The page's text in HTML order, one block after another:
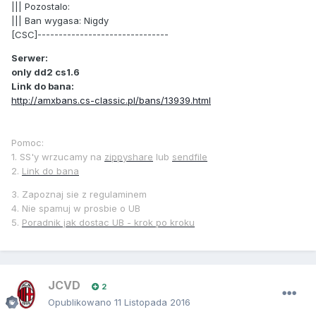
||| Pozostalo:
||| Ban wygasa: Nigdy
[CSC]-------------------------------
Serwer:
only dd2 cs1.6
Link do bana:
http://amxbans.cs-classic.pl/bans/13939.html
Pomoc:
1. SS'y wrzucamy na zippyshare lub sendfile
2. Link do bana
3. Zapoznaj sie z regulaminem
4. Nie spamuj w prosbie o UB
5. Poradnik jak dostac UB - krok po kroku
JCVD 2
Opublikowano 11 Listopada 2016